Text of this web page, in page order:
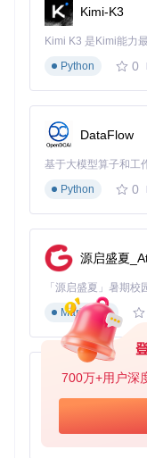
700万+用户深
Kimi-K3
Python
0
DataFlow
基于大模型算子和工
Python
0
源启盛夏
Markdown
py-xiaozhi
Python
0